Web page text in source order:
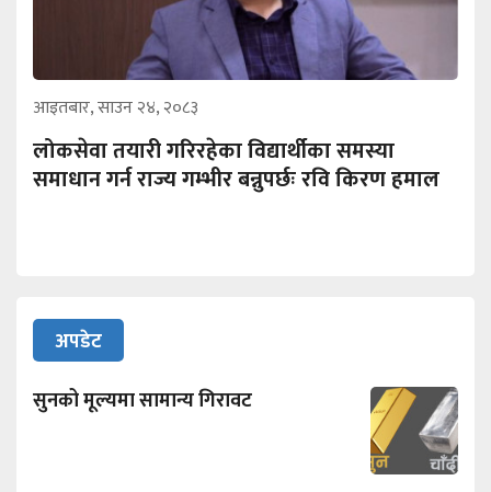
आइतबार, साउन २४, २०८३
लोकसेवा तयारी गरिरहेका विद्यार्थीका समस्या
समाधान गर्न राज्य गम्भीर बन्नुपर्छः रवि किरण हमाल
अपडेट
सुनको मूल्यमा सामान्य गिरावट